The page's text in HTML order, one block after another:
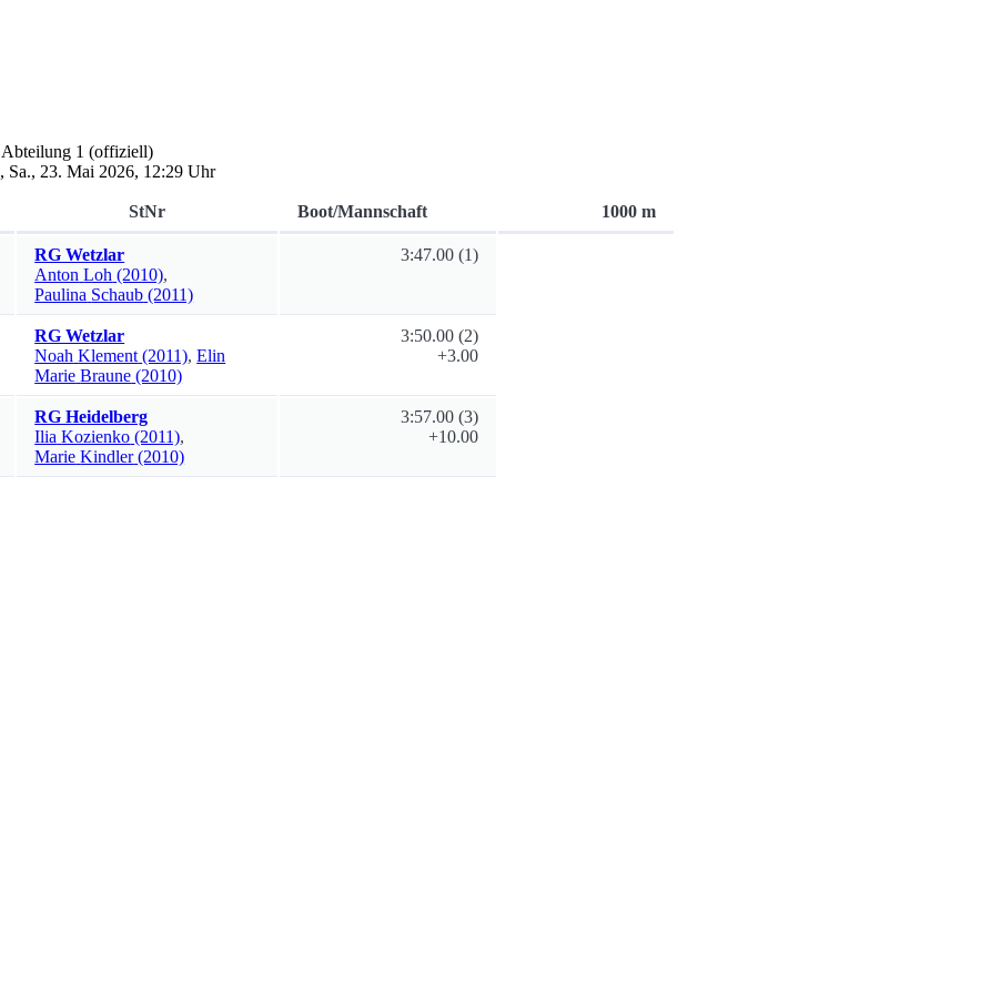
Abteilung 1 (offiziell)
, Sa., 23. Mai 2026, 12:29 Uhr
StNr Boot/Mannschaft 1000 m
RG Wetzlar
Anton Loh (2010),
Paulina Schaub (2011)
3:47.00(1)
RG Wetzlar
Noah Klement (2011),Elin
Marie Braune (2010)
3:50.00(2)
+3.00
RG Heidelberg
Ilia Kozienko (2011),
Marie Kindler (2010)
3:57.00(3)
+10.00